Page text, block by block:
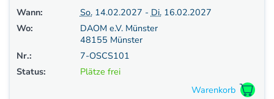
Einführung
Counterstrain I
Muskel-Energie
Craniale Osteopathie I
Wann: So.14.02.2027 - Di.16.02.2027
Wo:
DAOM e.V. Münster
48155 Münster
Nr.:
7-OSCS101
Status:
Plätze frei